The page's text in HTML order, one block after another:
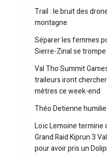
Trail : le bruit des
montagne
Séparer les femmes
Sierre-Zinal se
Val Tho Summit
traileurs iront
mètres ce week-end
Théo Detienne
Loïc Lemoine termine
Grand Raid Kiprun 3
pour avoir pris un